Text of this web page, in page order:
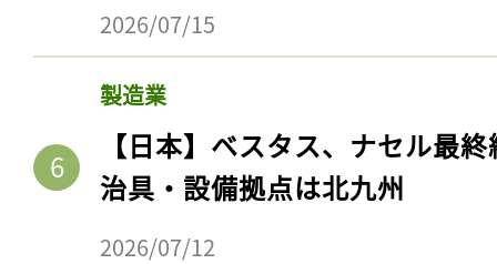
2026/07/15
製造業
【日本】ベスタス、ナセル最
治具・設備拠点は北九州
2026/07/12